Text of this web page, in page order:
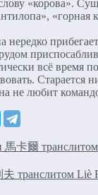
«корова».
«горная
нередко
всё время
Старается
не любит
卡爾
транслитом Liè